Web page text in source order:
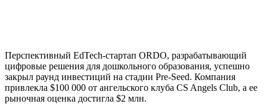
Перспективный EdTech-стартап ORDO, разрабатывающий
цифровые решения для дошкольного образования, успешно
закрыл раунд инвестиций на стадии Pre-Seed. Компания
привлекла $100 000 от ангельского клуба CS Angels Club, а ее
рыночная оценка достигла $2 млн.